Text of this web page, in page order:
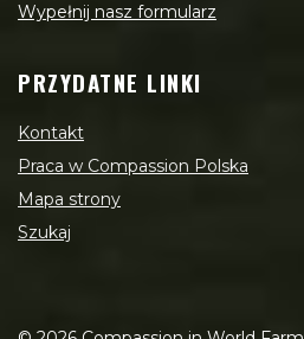
Wypełnij nasz formularz
PRZYDATNE LINKI
Kontakt
Praca w Compassion Polska
Mapa strony
Szukaj